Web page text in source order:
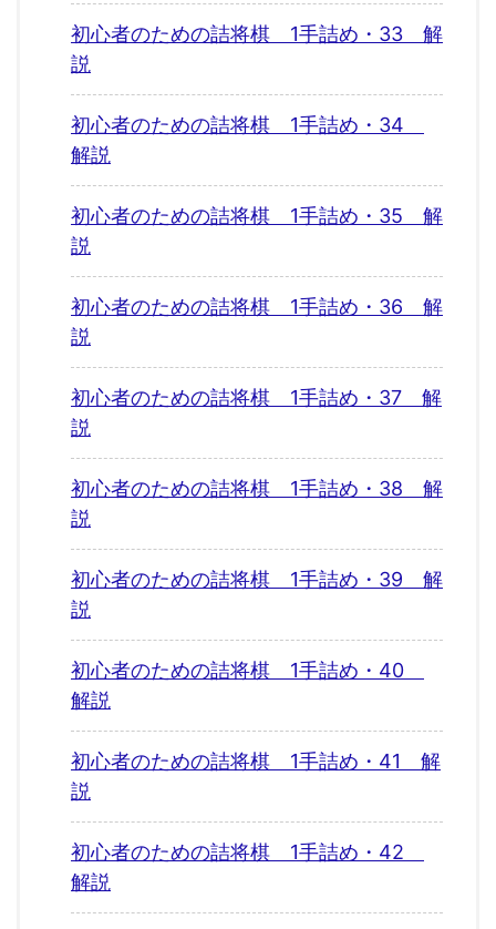
初心者のための詰将棋 1手詰め・33 解
説
初心者のための詰将棋 1手詰め・34
解説
初心者のための詰将棋 1手詰め・35 解
説
初心者のための詰将棋 1手詰め・36 解
説
初心者のための詰将棋 1手詰め・37 解
説
初心者のための詰将棋 1手詰め・38 解
説
初心者のための詰将棋 1手詰め・39 解
説
初心者のための詰将棋 1手詰め・40
解説
初心者のための詰将棋 1手詰め・41 解
説
初心者のための詰将棋 1手詰め・42
解説